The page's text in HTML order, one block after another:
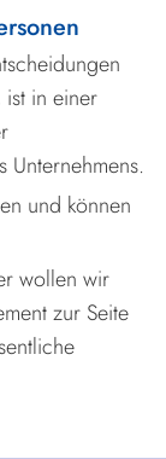
ist in einer
Unternehmens.
und können
wollen wir
zur Seite